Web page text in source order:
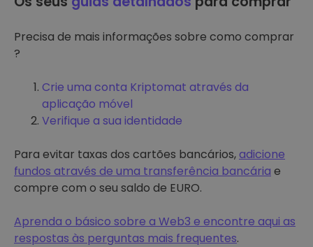
Precisa de mais informações sobre como comprar
?
Crie uma conta Kriptomat através da
aplicação móvel
Verifique a sua identidade
Para evitar taxas dos cartões bancários,adicione
fundos através de uma transferência bancária e
compre com o seu saldo de EURO.
Aprenda o básico sobre a Web3 e encontre aqui as
respostas às perguntas mais frequentes.